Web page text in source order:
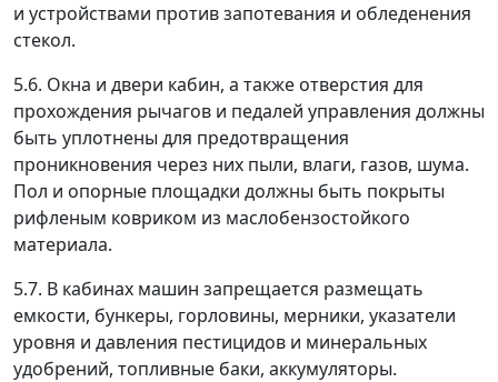
и устройствами против запотевания и обледенения
стекол.
5.6. Окна и двери кабин, а также отверстия для
прохождения рычагов и педалей управления должны
быть уплотнены для предотвращения
проникновения через них пыли, влаги, газов, шума.
Пол и опорные площадки должны быть покрыты
рифленым ковриком из маслобензостойкого
материала.
5.7. В кабинах машин запрещается размещать
емкости, бункеры, горловины, мерники, указатели
уровня и давления пестицидов и минеральных
удобрений, топливные баки, аккумуляторы.